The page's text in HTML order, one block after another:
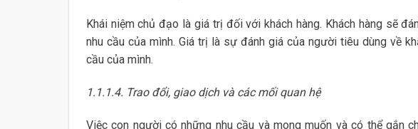
Khái niệm chủ đạo là giá trị đối với khách hàng. Khách hàng sẽ
nhu cầu của mình. Giá trị là sự đánh giá của người tiêu dùng về
cầu của mình.
1.1.1.4. Trao đổi, giao dịch và các mối quan hệ
Việc con người có những nhu cầu và mong muốn và có thể gắn